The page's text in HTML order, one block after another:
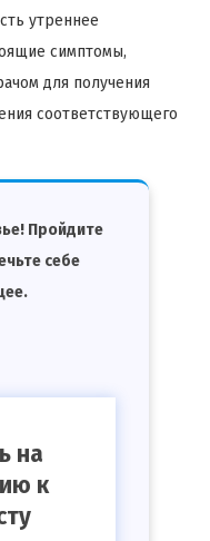
утреннее
симптомы,
для получения
соответствующего
Пройдите
себе
на
к